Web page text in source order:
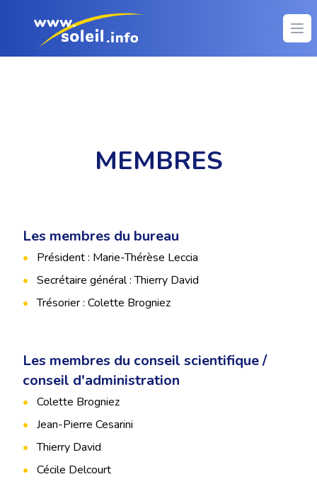
MEMBRES
Les membres du bureau
Président : Marie-Thérèse Leccia
Secrétaire général : Thierry David
Trésorier : Colette Brogniez
Les membres du conseil scientifique /
conseil d'administration
Colette Brogniez
Jean-Pierre Cesarini
Thierry David
Cécile Delcourt